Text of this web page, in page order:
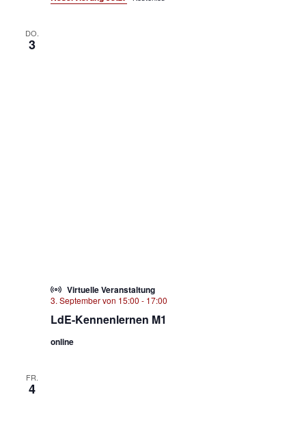
DO.
3
LdE-Kennenlernen M1
3. September von 15:00 - 17:00
online
Virtuelle Veranstaltung
FR.
4